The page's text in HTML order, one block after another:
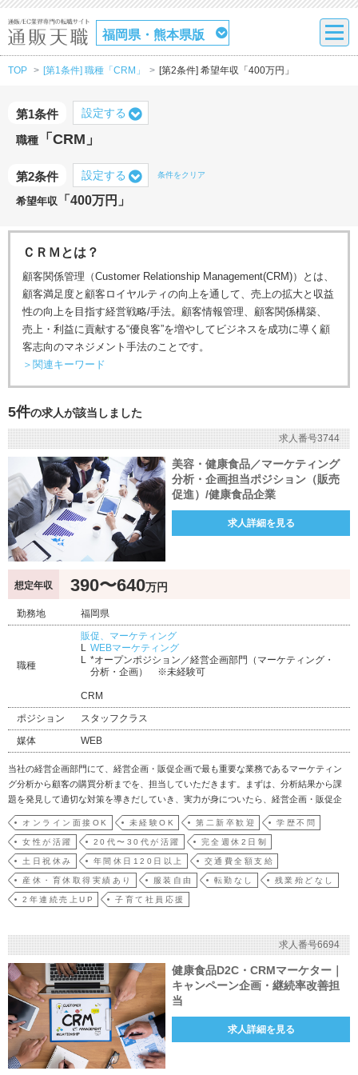
福岡県・熊本県版
TOP [第1条件] 職種「CRM」 [第2条件] 希望年収「400万円」
第1条件
職種 「CRM」
設定する
第2条件
希望年収 「400万円」
設定する 条件をクリア
ＣＲＭとは？
顧客関係管理（Customer Relationship Management(CRM)）とは、
顧客満足度と顧客ロイヤルティの向上を通して、売上の拡大と収益
性の向上を目指す経営戦略/手法。顧客情報管理、顧客関係構築、
売上・利益に貢献する“優良客”を増やしてビジネスを成功に導く顧
客志向のマネジメント手法のことです。
＞関連キーワード
5件の求人が該当しました
求人番号3744
美容・健康食品／マーケティング
分析・企画担当ポジション（販売
促進）/健康食品企業
求人詳細を見る
想定年収 390〜640万円
勤務地 福岡県
職種
販促、マーケティング
WEBマーケティング
*オープンポジション／経営企画部門（マーケティング・
分析・企画） ※未経験可
CRM
ポジション
スタッフクラス
媒体
WEB
当社の経営企画部門にて、経営企画・販促企画で最も重要な業務であるマーケティン
グ分析から顧客の購買分析までを、担当していただきます。まずは、分析結果から課
題を発見して適切な対策を導きだしていき、実力が身についたら、経営企画・販促企
画をお任せしたいと考えています。【仕事の魅力】通販の経営企画や販促企画にとっ
て、最も重要なノウハウである、マーケティングや顧客の購買分析ノウハウが学べま
す！将来、事業責任者…
オンライン面接OK 未経験OK 第二新卒歓迎 学歴不問
女性が活躍 20代〜30代が活躍 完全週休2日制
土日祝休み 年間休日120日以上 交通費全額支給
産休・育休取得実績あり 服装自由 転勤なし 残業殆どなし
2年連続売上UP 子育て社員応援
求人番号6694
健康食品D2C・CRMマーケター｜
キャンペーン企画・継続率改善担
当
求人詳細を見る